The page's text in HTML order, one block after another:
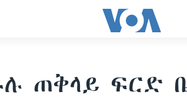
ጠቅላይ ፍርድ